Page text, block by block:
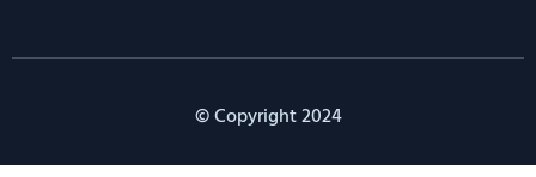
© Copyright 2024